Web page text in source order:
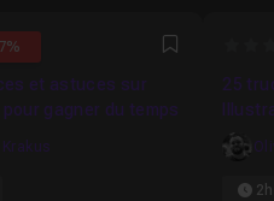
Favori
et astuces sur
pour gagner du temps
25
vol.2